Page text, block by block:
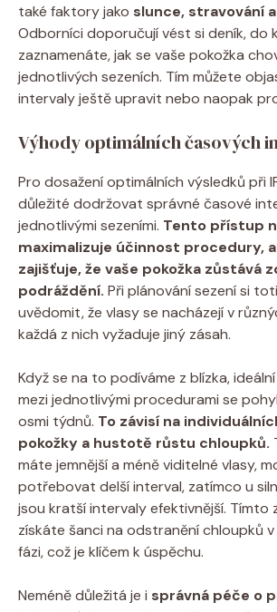
také faktory jako slunce, stravování
Odborníci doporučují vést si deník, do
zaznamenáte, jak se vaše pokožka
jednotlivých sezeních. Tím můžete
intervaly ještě upravit nebo naopak
Výhody optimálních časových
Pro dosažení optimálních výsledků při
důležité dodržovat správné časové
jednotlivými sezeními. Tento přístup
maximalizuje účinnost procedury,
zajišťuje, že vaše pokožka zůstává
podráždění. Při plánování sezení si
uvědomit, že vlasy se nacházejí v
každá z nich vyžaduje jiný zásah.
Když se na to podíváme z blízka,
mezi jednotlivými procedurami se
osmi týdnů. To závisí na
pokožky a hustotě růstu chloupků.
máte jemnější a méně viditelné vlasy,
potřebovat delší interval, zatímco u
jsou kratší intervaly efektivnější. Tímto
získáte šanci na odstranění chloupků
fázi, což je klíčem k úspěchu.
Neméně důležitá je i správná péče o